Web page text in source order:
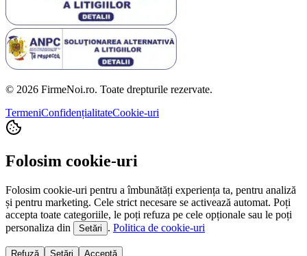
© 2026 FirmeNoi.ro. Toate drepturile rezervate.
TermeniConfidențialitateCookie-uri
Folosim cookie-uri
Folosim cookie-uri pentru a îmbunătăți experiența ta, pentru analiză
și pentru marketing. Cele strict necesare se activează automat. Poți
accepta toate categoriile, le poți refuza pe cele opționale sau le poți
personaliza din
Setări . Politica de cookie-uri
Refuză Setări Acceptă